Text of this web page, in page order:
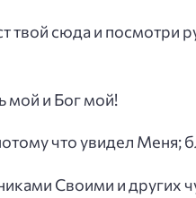
твой сюда и посмотри
мой и Бог мой!
что увидел
Своими и других